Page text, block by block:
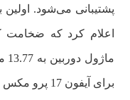
اعلام کرد که ضخامت
برای آیفون 17 پرو مکس 12.92 میلی‌متر بود.